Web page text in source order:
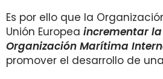
Es por ello que la
Unión Europea incrementar
Organización Marítima
promover el desarrollo de